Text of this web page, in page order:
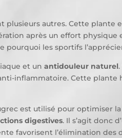
plusieurs autres. Cette plante
après un effort
pourquoi les sportifs
et unantidouleur naturel
inflammatoire. Cette
est utilisé pour optimiser
digestives. Il s’agit donc
favorisent l’élimination des